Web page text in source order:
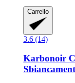
Carrello
3.6 (14)
Karbonoir